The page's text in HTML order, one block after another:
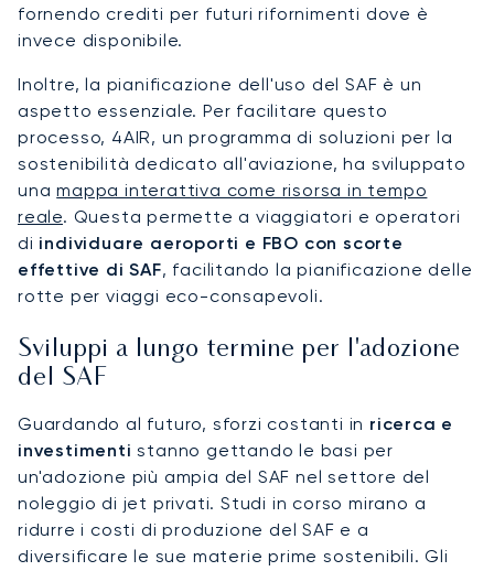
fornendo crediti per futuri rifornimenti dove è
invece disponibile.
Inoltre, la pianificazione dell'uso del SAF è un
aspetto essenziale. Per facilitare questo
processo, 4AIR, un programma di soluzioni per la
sostenibilità dedicato all'aviazione, ha sviluppato
unamappa interattiva come risorsa in tempo
reale. Questa permette a viaggiatori e operatori
di individuare aeroporti e FBO con scorte
effettive di SAF, facilitando la pianificazione delle
rotte per viaggi eco-consapevoli.
Sviluppi a lungo termine per l'adozione
del SAF
Guardando al futuro, sforzi costanti in ricerca e
investimenti stanno gettando le basi per
un'adozione più ampia del SAF nel settore del
noleggio di jet privati. Studi in corso mirano a
ridurre i costi di produzione del SAF e a
diversificare le sue materie prime sostenibili. Gli